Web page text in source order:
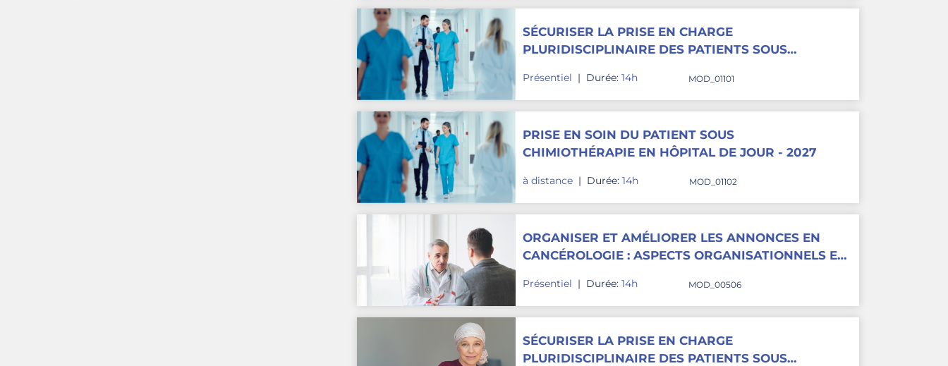
SÉCURISER LA PRISE EN CHARGE
PLURIDISCIPLINAIRE DES PATIENTS SOUS
Présentiel | Durée: 14h MOD_01101
PRISE EN SOIN DU PATIENT SOUS
CHIMIOTHÉRAPIE EN HÔPITAL DE JOUR - 2027
à distance | Durée: 14h MOD_01102
ORGANISER ET AMÉLIORER LES ANNONCES EN
CANCÉROLOGIE : ASPECTS ORGANISATIONNELS ET
Présentiel | Durée: 14h MOD_00506
SÉCURISER LA PRISE EN CHARGE
PLURIDISCIPLINAIRE DES PATIENTS SOUS